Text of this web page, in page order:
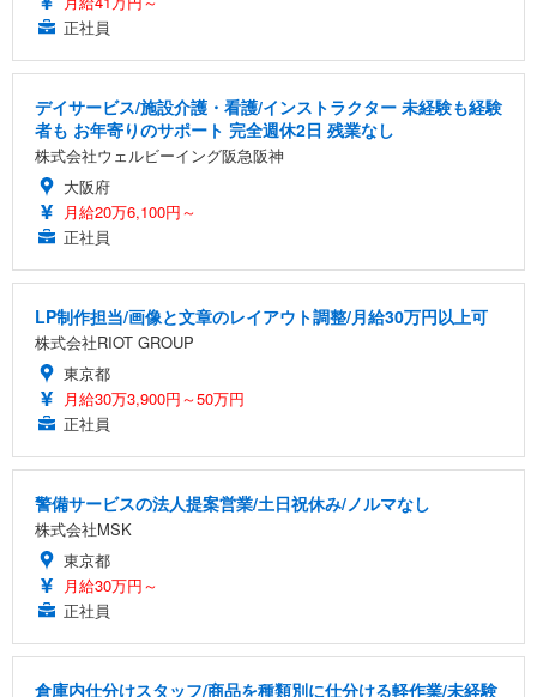
正社員
デイサービス/施設介護・看護/インストラクター 未経験も経験
者も お年寄りのサポート 完全週休2日 残業なし
株式会社ウェルビーイング阪急阪神
大阪府
月給20万6,100円～
正社員
LP制作担当/画像と文章のレイアウト調整/月給30万円以上可
株式会社RIOT GROUP
東京都
月給30万3,900円～50万円
正社員
警備サービスの法人提案営業/土日祝休み/ノルマなし
株式会社MSK
東京都
月給30万円～
正社員
倉庫内仕分けスタッフ/商品を種類別に仕分ける軽作業/未経験